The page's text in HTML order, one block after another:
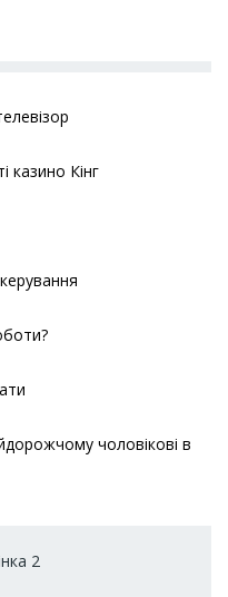
казино Кінг
чоловікові в
сторінка
2